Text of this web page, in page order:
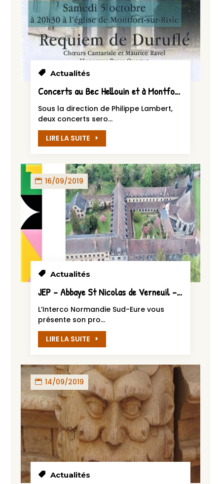
Actualités
Concerts au Bec Hellouin et à Montfort-sur-Risle
Sous la direction de Philippe Lambert,
deux concerts sero...
LIRE LA SUITE
16/09/2019
Actualités
JEP – Abbaye St Nicolas de Verneuil – Programme du 20 au 22 septembre 2019
L’Interco Normandie Sud-Eure vous
présente son pro...
LIRE LA SUITE
14/09/2019
Actualités